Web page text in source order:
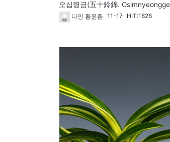
다인 황윤환 11-17 HIT:1826